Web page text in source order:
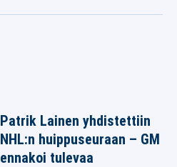
Patrik Lainen yhdistettiin
NHL:n huippuseuraan – GM
ennakoi tulevaa